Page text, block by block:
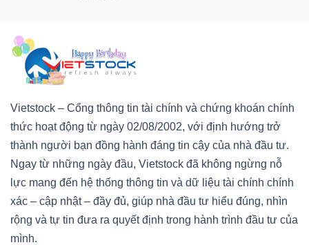
Vietstock – Cổng thông tin tài chính và chứng khoán chính
thức hoạt động từ ngày 02/08/2002, với định hướng trở
thành người bạn đồng hành đáng tin cậy của nhà đầu tư.
Ngay từ những ngày đầu, Vietstock đã không ngừng nỗ
lực mang đến hệ thống thông tin và dữ liệu tài chính chính
xác – cập nhật – đầy đủ, giúp nhà đầu tư hiểu đúng, nhìn
rộng và tự tin đưa ra quyết định trong hành trình đầu tư của
mình.